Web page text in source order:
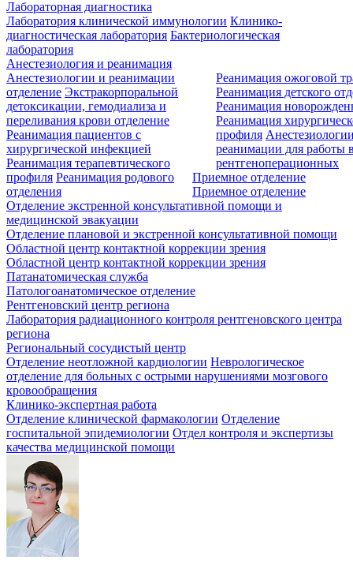
Лабораторная диагностика
Лаборатория клинической иммунологии Клинико-
диагностическая лаборатория Бактериологическая
лаборатория
Анестезиология и реанимация
Анестезиологии и реанимации
отделение Экстракорпоральной
детоксикации, гемодиализа и
переливания крови отделение
Реанимация пациентов с
хирургической инфекцией
Реанимация терапевтического
профиля Реанимация родового
отделения
Реанимация ожоговой
Реанимация детского
Реанимация
Реанимация
профиля
реанимации для работы
рентгеноперационных
Приемное отделение
Приемное отделение
Отделение экстренной консультативной помощи и
медицинской эвакуации
Отделение плановой и экстренной консультативной помощи
Областной центр контактной коррекции зрения
Областной центр контактной коррекции зрения
Патанатомическая служба
Патологоанатомическое отделение
Рентгеновский центр региона
Лаборатория радиационного контроля рентгеновского центра
региона
Региональный сосудистый центр
Отделение неотложной кардиологии Неврологическое
отделение для больных с острыми нарушениями мозгового
кровообращения
Клинико-экспертная работа
Отделение клинической фармакологии Отделение
госпитальной эпидемиологии Отдел контроля и экспертизы
качества медицинской помощи